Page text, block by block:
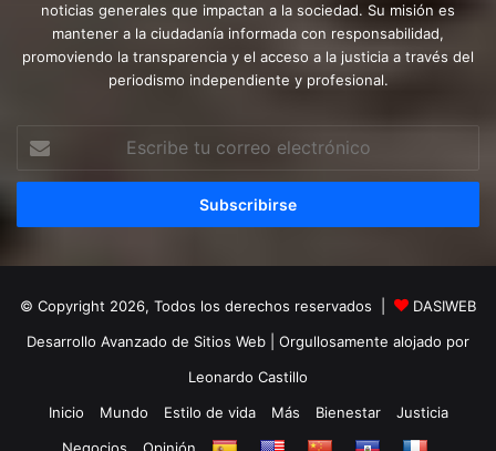
noticias generales que impactan a la sociedad. Su misión es
mantener a la ciudadanía informada con responsabilidad,
promoviendo la transparencia y el acceso a la justicia a través del
periodismo independiente y profesional.
correo
© Copyright 2026, Todos los derechos reservados |
DASIWEB
Desarrollo Avanzado de Sitios Web | Orgullosamente alojado por
Leonardo Castillo
Inicio
Mundo Estilo de vida Más Bienestar
Justicia